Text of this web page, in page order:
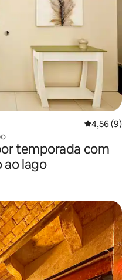
4,56 de uma
4,56 (9)
temporada com
ao lago